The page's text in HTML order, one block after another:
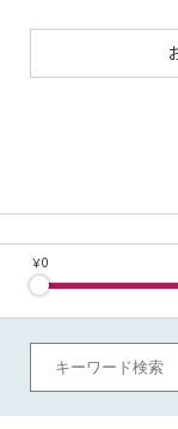
￥0